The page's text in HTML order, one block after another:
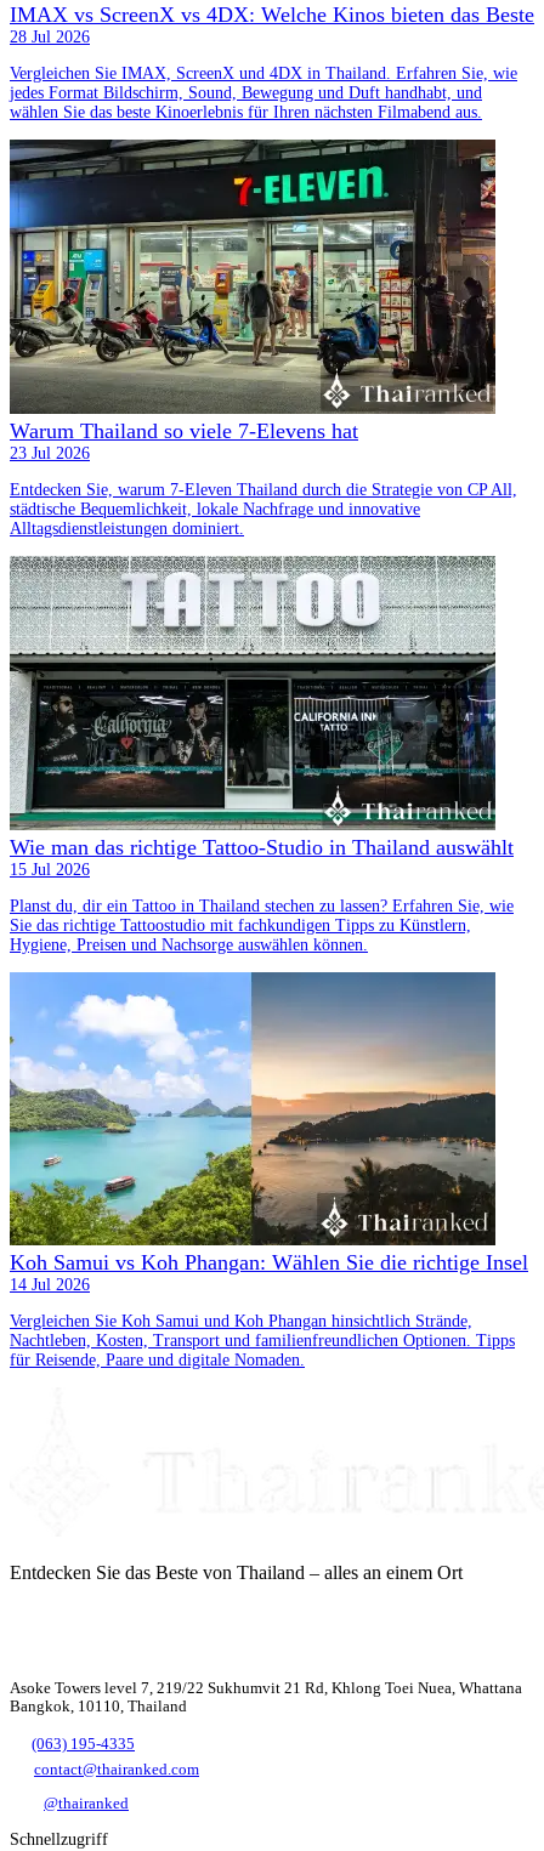
IMAX vs ScreenX vs 4DX: Welche Kinos bieten das Beste
28 Jul 2026
Vergleichen Sie IMAX, ScreenX und 4DX in Thailand. Erfahren Sie, wie
jedes Format Bildschirm, Sound, Bewegung und Duft handhabt, und
wählen Sie das beste Kinoerlebnis für Ihren nächsten Filmabend aus.
Warum Thailand so viele 7-Elevens hat
23 Jul 2026
Entdecken Sie, warum 7-Eleven Thailand durch die Strategie von CP All,
städtische Bequemlichkeit, lokale Nachfrage und innovative
Alltagsdienstleistungen dominiert.
Wie man das richtige Tattoo-Studio in Thailand auswählt
15 Jul 2026
Planst du, dir ein Tattoo in Thailand stechen zu lassen? Erfahren Sie, wie
Sie das richtige Tattoostudio mit fachkundigen Tipps zu Künstlern,
Hygiene, Preisen und Nachsorge auswählen können.
Koh Samui vs Koh Phangan: Wählen Sie die richtige Insel
14 Jul 2026
Vergleichen Sie Koh Samui und Koh Phangan hinsichtlich Strände,
Nachtleben, Kosten, Transport und familienfreundlichen Optionen. Tipps
für Reisende, Paare und digitale Nomaden.
Entdecken Sie das Beste von Thailand – alles an einem Ort
Asoke Towers level 7, 219/22 Sukhumvit 21 Rd, Khlong Toei Nuea, Whattana
Bangkok, 10110, Thailand
(063) 195-4335
contact@thairanked.com
@thairanked
Schnellzugriff